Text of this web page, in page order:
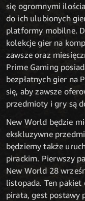
się ogromnymi
do ich ulubionych
platformy mobilne.
kolekcje gier na
zawsze oraz
Prime Gaming
bezpłatnych gier na
się, aby zawsze
przedmioty i gry są
New World będzie
ekskluzywne
będziemy także
pirackim. Pierwszy
New World 28
listopada. Ten
pirata, gest postawy